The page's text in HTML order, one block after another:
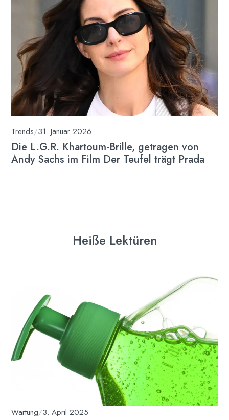
Trends/31. Januar 2026
Die L.G.R. Khartoum-Brille, getragen von
Andy Sachs im Film Der Teufel trägt Prada
Heiße Lektüren
Wartung/3. April 2025